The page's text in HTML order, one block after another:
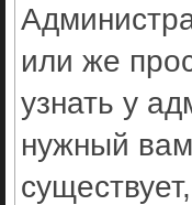
или же
узнать у
нужный вам